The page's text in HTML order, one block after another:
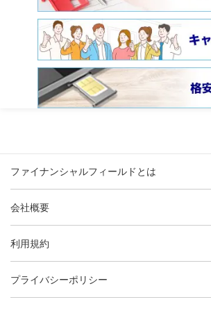
ファイナンシャルフィールドとは
会社概要
利用規約
プライバシーポリシー